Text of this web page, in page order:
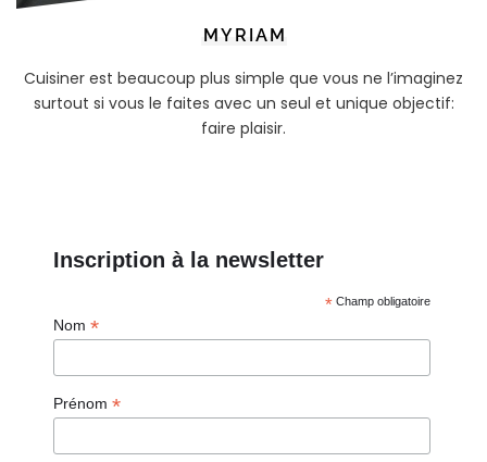
MYRIAM
Cuisiner est beaucoup plus simple que vous ne l’imaginez
surtout si vous le faites avec un seul et unique objectif:
faire plaisir.
Inscription à la newsletter
*Champ obligatoire
Nom*
Prénom*